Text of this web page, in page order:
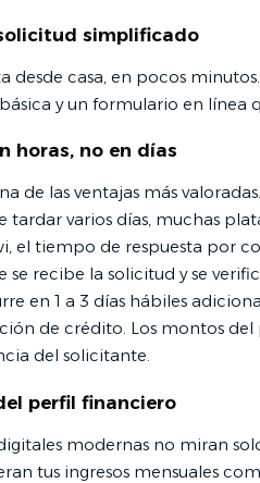
simplificado
desde casa, en pocos
y un formulario en línea
horas, no en días
de las ventajas más
varios días, muchas
el tiempo de respuesta por
se recibe la solicitud y se
en 1 a 3 días hábiles
de crédito. Los montos del
del solicitante.
perfil financiero
modernas no miran
tus ingresos mensuales